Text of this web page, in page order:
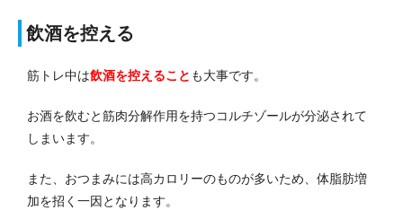
飲酒を控える
筋トレ中は飲酒を控えること も大事です。
お酒を飲むと筋肉分解作用を持つコルチゾールが分泌されて
しまいます。
また、おつまみには高カロリーのものが多いため、体脂肪増
加を招く一因となります。